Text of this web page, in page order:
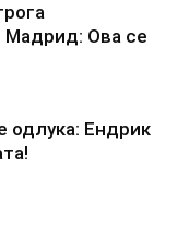
Мадрид: Ова се
одлука: Ендрик